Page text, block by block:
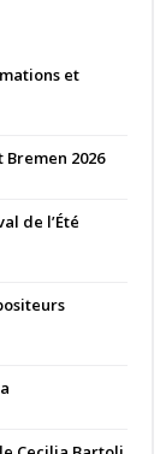
et
2026
de l’Été